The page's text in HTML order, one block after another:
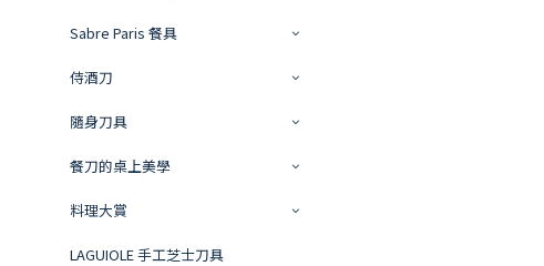
Sabre Paris 餐具
侍酒刀
隨身刀具
餐刀的桌上美學
料理大賞
LAGUIOLE 手工芝士刀具